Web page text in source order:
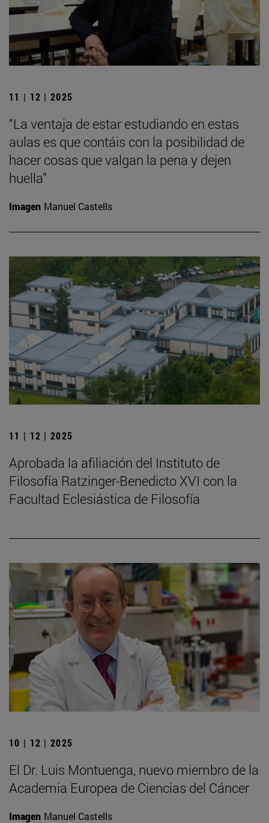
11 | 12 | 2025
“La ventaja de estar estudiando en estas
aulas es que contáis con la posibilidad de
hacer cosas que valgan la pena y dejen
huella”
Imagen Manuel Castells
11 | 12 | 2025
Aprobada la afiliación del Instituto de
Filosofía Ratzinger-Benedicto XVI con la
Facultad Eclesiástica de Filosofía
10 | 12 | 2025
El Dr. Luis Montuenga, nuevo miembro de la
Academia Europea de Ciencias del Cáncer
Imagen Manuel Castells